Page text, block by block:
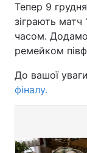
Тепер 9
зіграють матч
часом.
ремейком
До вашої уваги
фіналу.